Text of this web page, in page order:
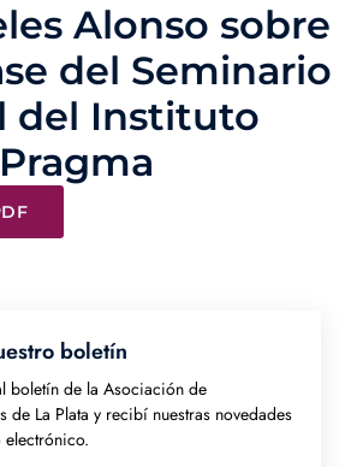
Alonso sobre
del Seminario
del Instituto
Pragma
boletín
boletín de la Asociación de
de La Plata y recibí nuestras novedades